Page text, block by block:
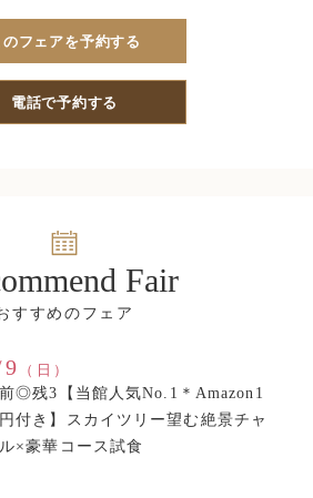
のフェアを予約する
電話で予約する
Fair
（日）
◎残3【当館人気No.1＊Amazon1
付き】スカイツリー望む絶景チャ
×豪華コース試食